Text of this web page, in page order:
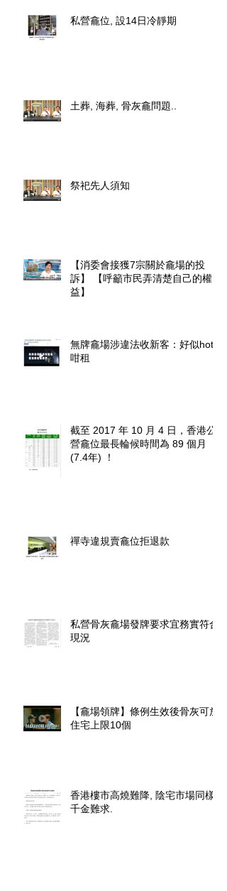
私營龕位, 設14日冷靜期
土葬, 海葬, 骨灰龕問題..
祭祀先人須知
【消委會接獲7宗關於龕場的投
訴】 【呼籲市民弄清楚自己的權
益】
無牌龕場涉違法收新客：好似hotel
咁租
截至 2017 年 10 月 4 日，香港公
營龕位最長輪候時間為 89 個月
(7.4年) ！
禪寺違規賣龕位拒退款
私營骨灰龕場發牌要求宜務實符合
現況
【龕場領牌】條例生效後骨灰可放
住宅上限10個
香港樓市高燒難降, 陰宅市場同樣
千金難求.